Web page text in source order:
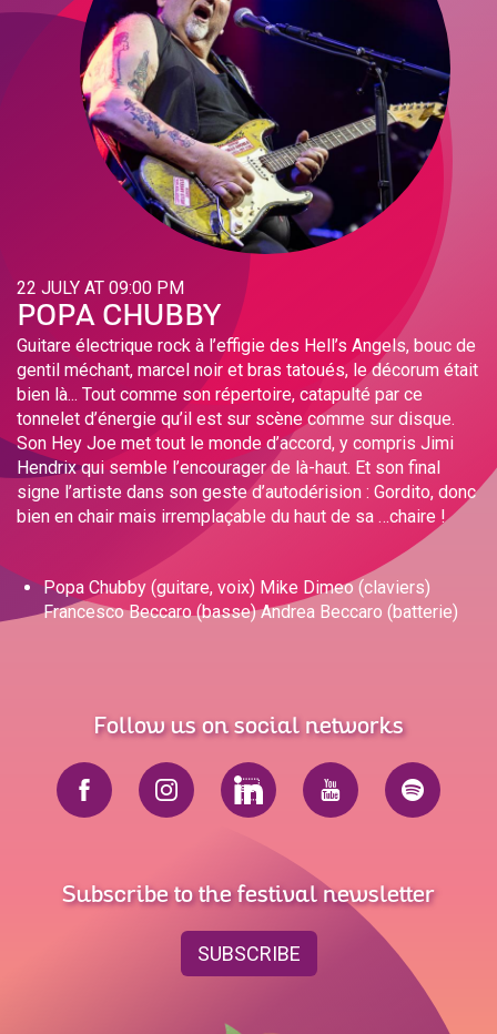
22 JULY AT 09:00 PM
POPA CHUBBY
Guitare électrique rock à l’effigie des Hell’s Angels, bouc de
gentil méchant, marcel noir et bras tatoués, le décorum était
bien là... Tout comme son répertoire, catapulté par ce
tonnelet d’énergie qu’il est sur scène comme sur disque.
Son Hey Joe met tout le monde d’accord, y compris Jimi
Hendrix qui semble l’encourager de là-haut. Et son final
signe l’artiste dans son geste d’autodérision : Gordito, donc
bien en chair mais irremplaçable du haut de sa …chaire !
Popa Chubby (guitare, voix) Mike Dimeo (claviers)
Francesco Beccaro (basse) Andrea Beccaro (batterie)
Follow us on social networks
Subscribe to the festival newsletter
SUBSCRIBE